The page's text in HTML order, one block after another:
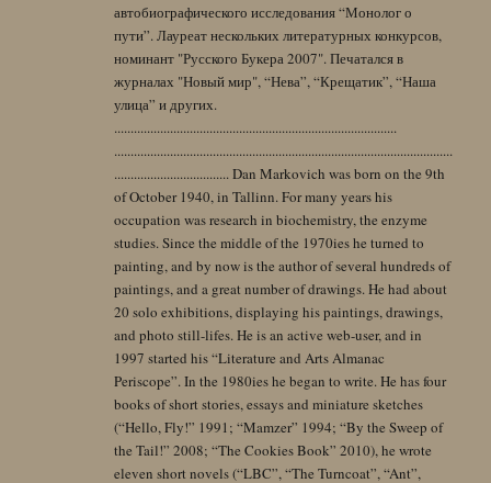
автобиографического исследования “Монолог о
пути”. Лауреат нескольких литературных конкурсов,
номинант "Русского Букера 2007". Печатался в
журналах "Новый мир", “Нева”, “Крещатик”, “Наша
улица” и других.
......................................................................................
.......................................................................................................
................................... Dan Markovich was born on the 9th
of October 1940, in Tallinn. For many years his
occupation was research in biochemistry, the enzyme
studies. Since the middle of the 1970ies he turned to
painting, and by now is the author of several hundreds of
paintings, and a great number of drawings. He had about
20 solo exhibitions, displaying his paintings, drawings,
and photo still-lifes. He is an active web-user, and in
1997 started his “Literature and Arts Almanac
Periscope”. In the 1980ies he began to write. He has four
books of short stories, essays and miniature sketches
(“Hello, Fly!” 1991; “Mamzer” 1994; “By the Sweep of
the Tail!” 2008; “The Cookies Book” 2010), he wrote
eleven short novels (“LBC”, “The Turncoat”, “Ant”,